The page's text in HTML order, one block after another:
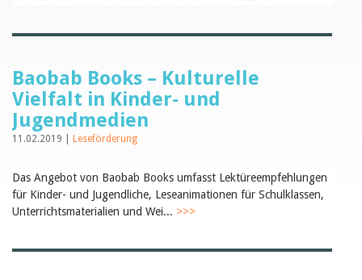
Aus aller Welt
Tags
Aus- und Weiterbildung
Veranstaltungen
Kinder- und Jugendmedien
Zielpublikum Kinder und
Jugendliche
Einmalige Beiträge
Kantonale
Baobab Books – Kulturelle
Vielfalt in Kinder- und
Jugendmedien
11.02.2019 | Leseförderung
Das Angebot von Baobab Books umfasst Lektüreempfehlungen
für Kinder- und Jugendliche, Leseanimationen für Schulklassen,
Unterrichtsmaterialien und Wei... >>>